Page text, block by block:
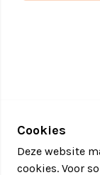
13:00 uur
starten wij het
14:00 uur
Cookies
Deze website
cookies. Voor